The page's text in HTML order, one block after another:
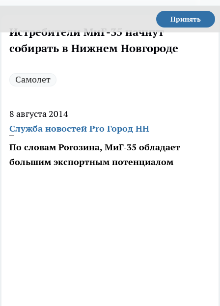
Принять
Истребители МиГ-35 начнут
собирать в Нижнем Новгороде
Самолет
8 августа 2014
Служба новостей Pro Город НН
По словам Рогозина, МиГ-35 обладает
большим экспортным потенциалом